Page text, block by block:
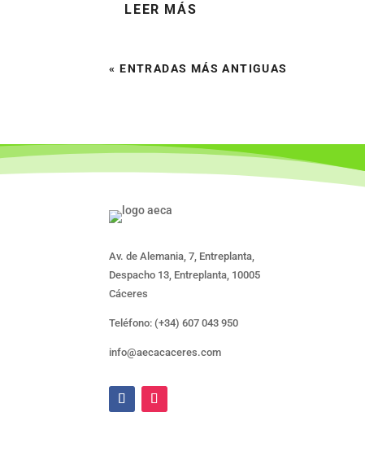
LEER MÁS
« ENTRADAS MÁS ANTIGUAS
Av. de Alemania, 7, Entreplanta,
Despacho 13, Entreplanta, 10005
Cáceres
Teléfono: (+34) 607 043 950
info@aecacaceres.com